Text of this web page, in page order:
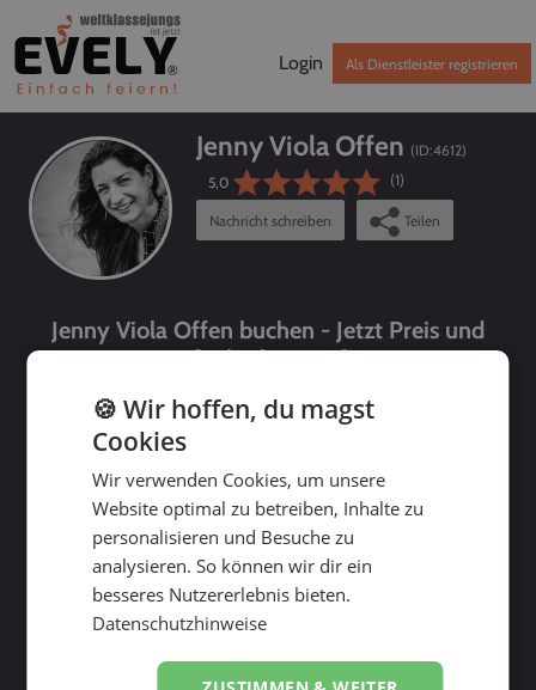
Login Als Dienstleister registrieren
Jenny Viola Offen (ID:4612)
5,0
(1)
Nachricht schreiben Teilen
Jenny Viola Offen buchen - Jetzt Preis und
Verfügbarkeit prüfen!
bis
🍪 Wir hoffen, du magst
Cookies
Wir verwenden Cookies, um unsere
Website optimal zu betreiben, Inhalte zu
personalisieren und Besuche zu
analysieren. So können wir dir ein
besseres Nutzererlebnis bieten.
Datenschutzhinweise